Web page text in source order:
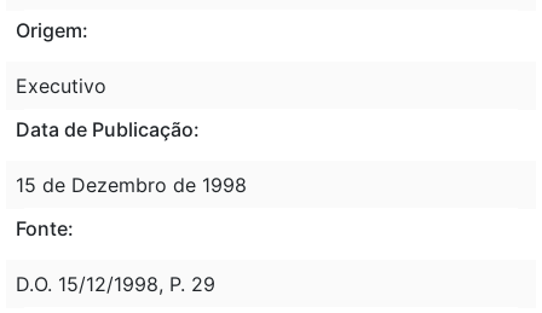
Origem:
Executivo
Data de Publicação:
15 de Dezembro de 1998
Fonte:
D.O. 15/12/1998, P. 29